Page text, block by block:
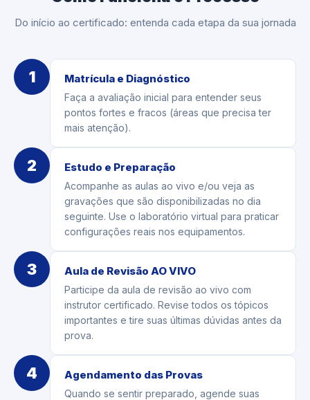
Do início ao certificado: entenda cada etapa da sua jornada
1 Matrícula e Diagnóstico
Faça a avaliação inicial para entender seus
pontos fortes e fracos (áreas que precisa ter
mais atenção).
2 Estudo e Preparação
Acompanhe as aulas ao vivo e/ou veja as
gravações que são disponibilizadas no dia
seguinte. Use o laboratório virtual para praticar
configurações reais nos equipamentos.
3 Aula de Revisão AO VIVO
Participe da aula de revisão ao vivo com
instrutor certificado. Revise todos os tópicos
importantes e tire suas últimas dúvidas antes da
prova.
4 Agendamento das Provas
Quando se sentir preparado, agende suas